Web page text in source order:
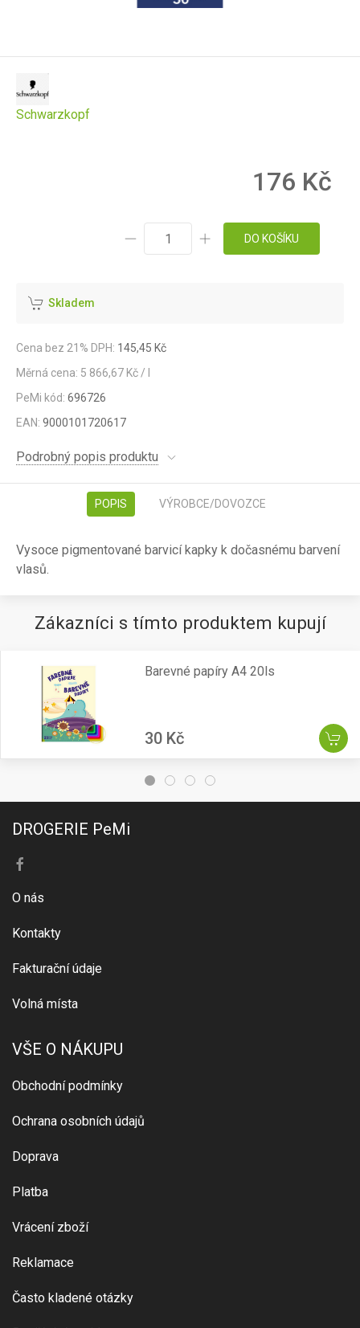
Schwarzkopf
176 Kč
DO KOŠÍKU
Skladem
Cena bez 21% DPH: 145,45 Kč
Měrná cena: 5 866,67 Kč / l
PeMi kód: 696726
EAN: 9000101720617
Podrobný popis produktu
POPIS VÝROBCE/DOVOZCE
Vysoce pigmentované barvicí kapky k dočasnému barvení
vlasů.
Zákazníci s tímto produktem kupují
Barevné papíry A4 20ls
30 Kč
DROGERIE PeMi
O nás
Kontakty
Fakturační údaje
Volná místa
VŠE O NÁKUPU
Obchodní podmínky
Ochrana osobních údajů
Doprava
Platba
Vrácení zboží
Reklamace
Často kladené otázky